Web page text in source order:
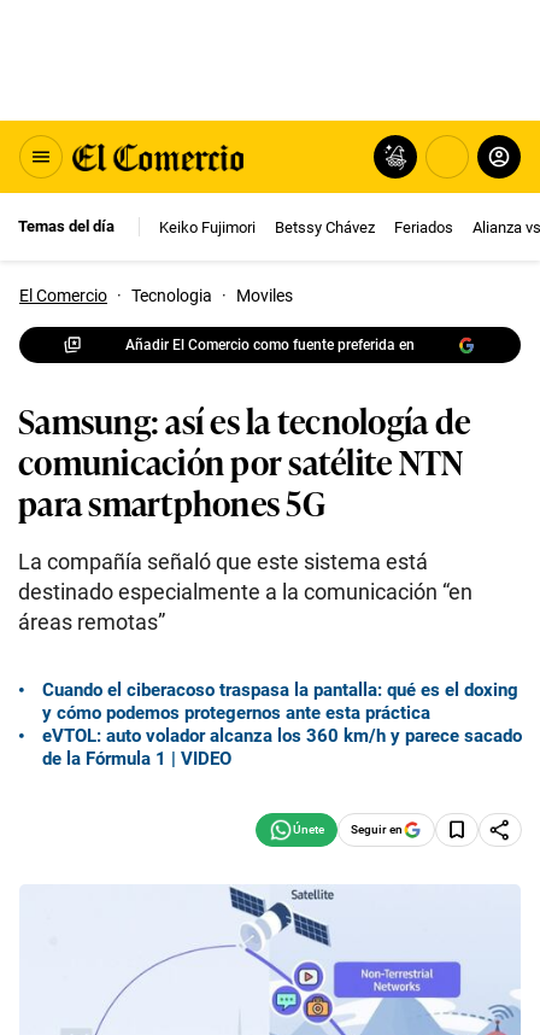
Temas del día Keiko Fujimori Betssy Chávez Feriados Alianza
El Comercio · Tecnologia · Moviles
Añadir El Comercio como fuente preferida en
Samsung: así es la tecnología de
comunicación por satélite NTN
para smartphones 5G
La compañía señaló que este sistema está
destinado especialmente a la comunicación “en
áreas remotas”
Cuando el ciberacoso traspasa la pantalla: qué es el doxing
y cómo podemos protegernos ante esta práctica
eVTOL: auto volador alcanza los 360 km/h y parece sacado
de la Fórmula 1 | VIDEO
Seguir en